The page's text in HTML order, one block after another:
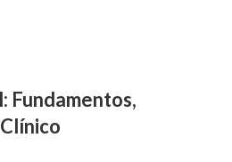
Fundamentos,